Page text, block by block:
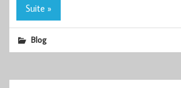
Suite »
Blog